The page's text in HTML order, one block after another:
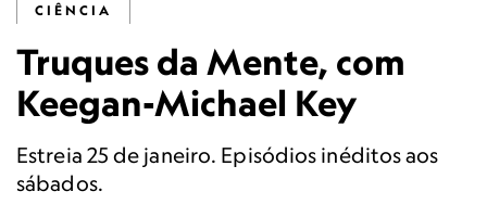
CIÊNCIA
Truques da Mente, com
Keegan-Michael Key
Estreia 25 de janeiro. Episódios inéditos aos
sábados.